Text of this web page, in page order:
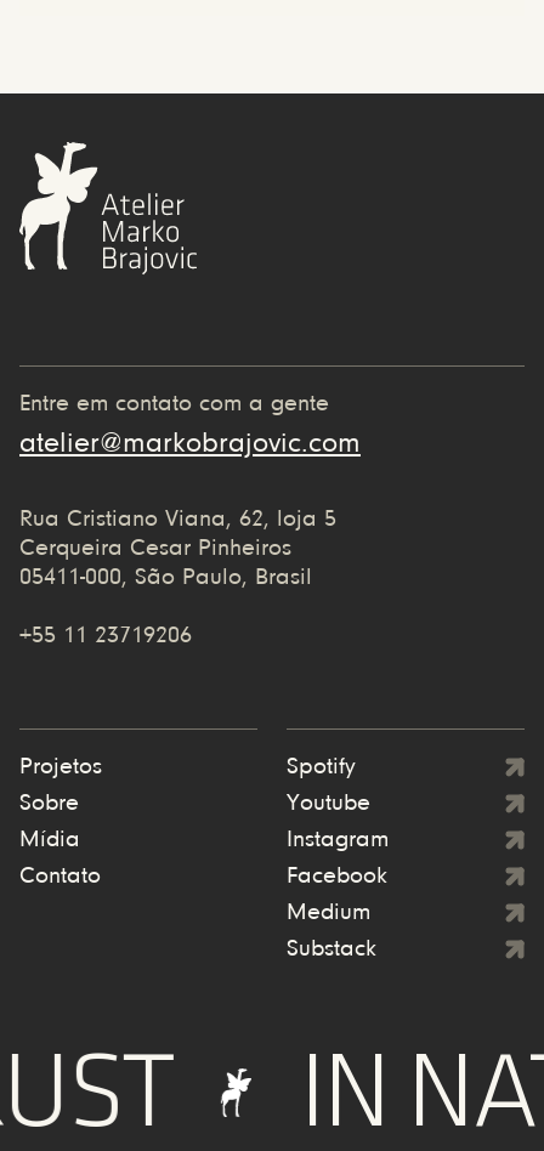
Entre em contato com a gente
atelier@markobrajovic.com
Rua Cristiano Viana, 62, loja 5
Cerqueira Cesar Pinheiros
05411-000, São Paulo, Brasil
+55 11 23719206
Projetos
Sobre
Mídia
Contato
Spotify
Youtube
Instagram
Facebook
Medium
Substack
IN